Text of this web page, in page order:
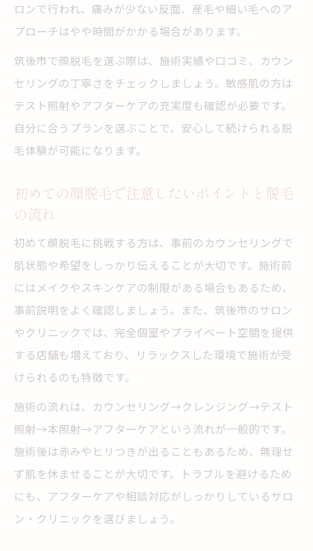
敏感肌でも安心の顔脱毛サロン・クリニッ
ク選び
医療脱毛とサロン脱毛の違いを徹底比較
顔脱毛で選ぶ医療脱毛とサロン脱毛の違い
を解説
脱毛効果や回数で見る顔脱毛の選択ポイン
ト
較
ポート
顔脱毛はやめたほうがいい？本音の口コミ解説
顔脱毛に関する脱毛の失敗例と後悔ポイン
ト
脱毛の口コミから見る顔脱毛のメリットと
顔脱毛をやめたほうがいい理由を徹底検証
脱毛経験者の声で分かる顔脱毛のリアルな
感想
顔脱毛の脱毛で感じやすい悩みと解決策を
紹介
ロンで行われ、痛みが少ない反面、産毛や細い毛へのア
プローチはやや時間がかかる場合があります。
筑後市で顔脱毛を選ぶ際は、施術実績や口コミ、カウン
セリングの丁寧さをチェックしましょう。敏感肌の方は
テスト照射やアフターケアの充実度も確認が必要です。
自分に合うプランを選ぶことで、安心して続けられる脱
毛体験が可能になります。
初めての顔脱毛で注意したいポイントと脱毛
の流れ
初めて顔脱毛に挑戦する方は、事前のカウンセリングで
肌状態や希望をしっかり伝えることが大切です。施術前
にはメイクやスキンケアの制限がある場合もあるため、
事前説明をよく確認しましょう。また、筑後市のサロン
やクリニックでは、完全個室やプライベート空間を提供
する店舗も増えており、リラックスした環境で施術が受
けられるのも特徴です。
施術の流れは、カウンセリング→クレンジング→テスト
照射→本照射→アフターケアという流れが一般的です。
施術後は赤みやヒリつきが出ることもあるため、無理せ
ず肌を休ませることが大切です。トラブルを避けるため
にも、アフターケアや相談対応がしっかりしているサロ
ン・クリニックを選びましょう。